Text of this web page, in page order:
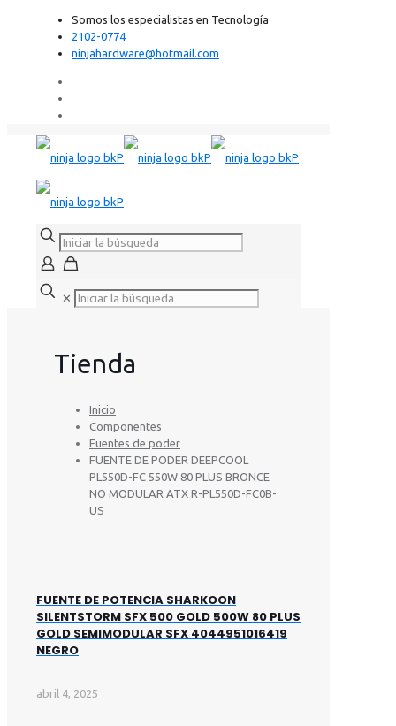
Somos los especialistas en Tecnología
2102-0774
ninjahardware@hotmail.com
✕
Tienda
Inicio
Componentes
Fuentes de poder
FUENTE DE PODER DEEPCOOL
PL550D-FC 550W 80 PLUS BRONCE
NO MODULAR ATX R-PL550D-FC0B-
US
FUENTE DE POTENCIA SHARKOON
SILENTSTORM SFX 500 GOLD 500W 80 PLUS
GOLD SEMIMODULAR SFX 4044951016419
NEGRO
abril 4, 2025